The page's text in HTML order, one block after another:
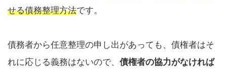
せる債務整理方法です。
債務者から任意整理の申し出があっても、債権者はそ
れに応じる義務はないので、 債権者の協力がなければ